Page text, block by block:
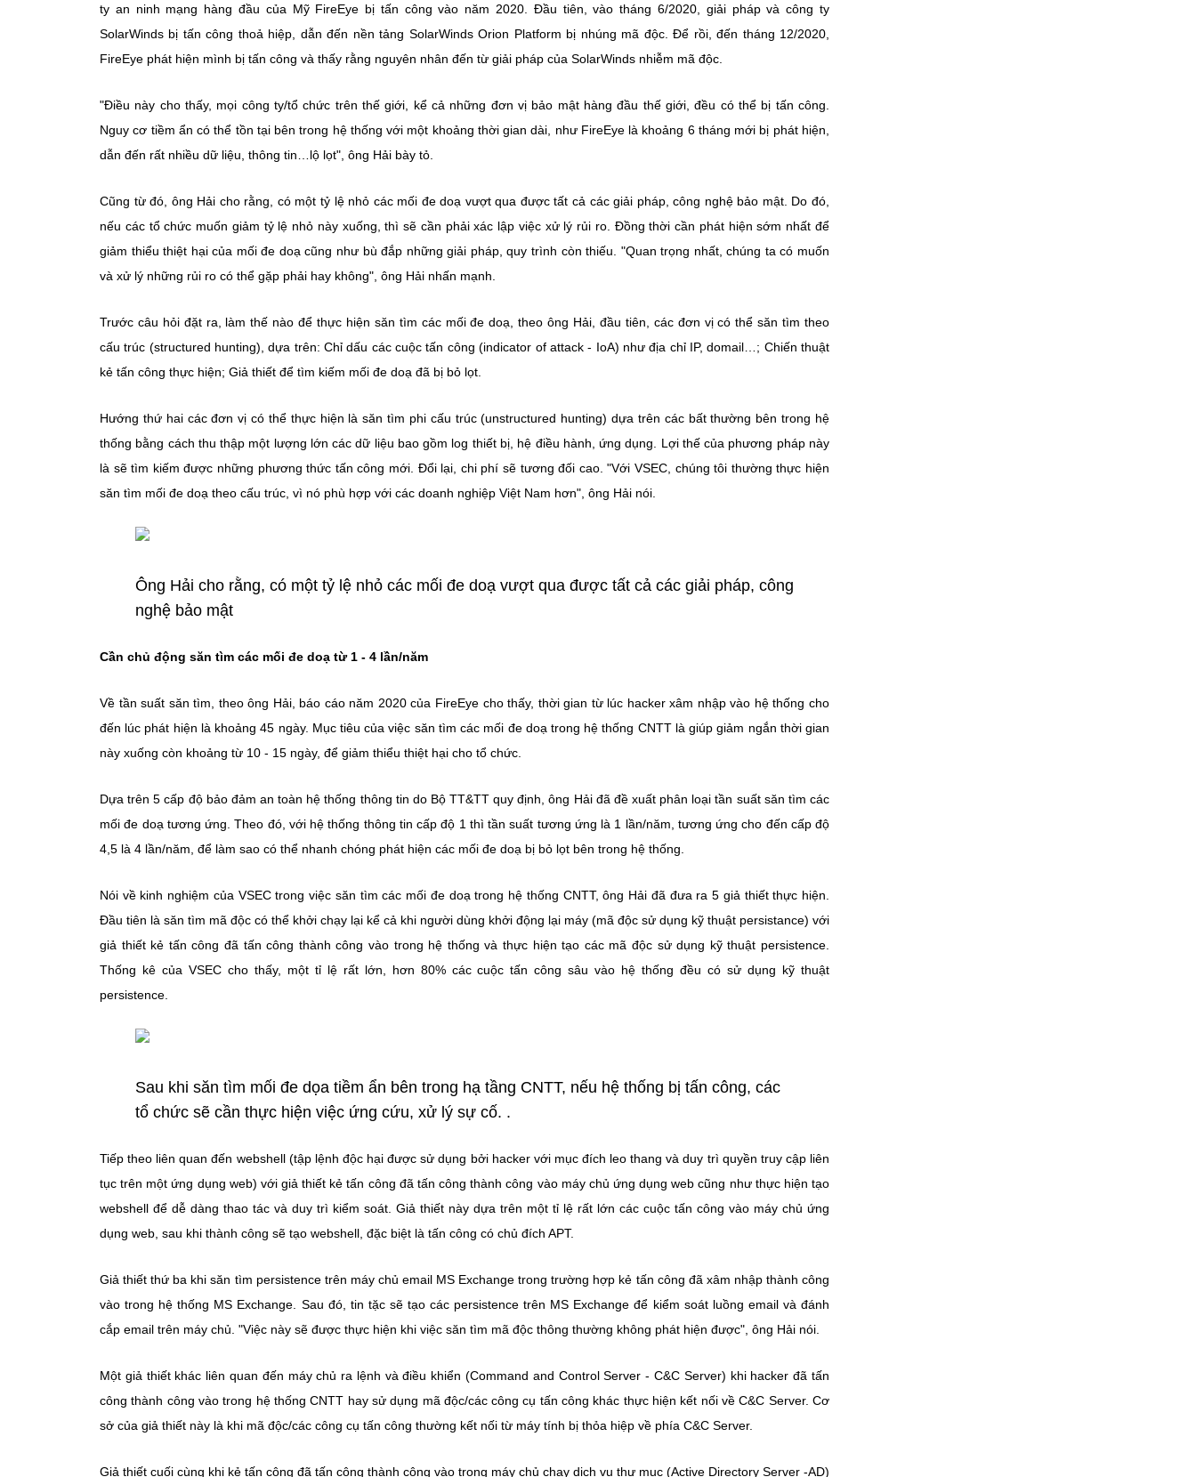
ty an ninh mạng hàng đầu của Mỹ FireEye bị tấn công vào năm 2020. Đầu tiên, vào tháng 6/2020, giải pháp và công ty
SolarWinds bị tấn công thoả hiệp, dẫn đến nền tảng SolarWinds Orion Platform bị nhúng mã độc. Để rồi, đến tháng 12/2020,
FireEye phát hiện mình bị tấn công và thấy rằng nguyên nhân đến từ giải pháp của SolarWinds nhiễm mã độc.
"Điều này cho thấy, mọi công ty/tổ chức trên thế giới, kể cả những đơn vị bảo mật hàng đầu thế giới, đều có thể bị tấn công.
Nguy cơ tiềm ẩn có thể tồn tại bên trong hệ thống với một khoảng thời gian dài, như FireEye là khoảng 6 tháng mới bị phát hiện,
dẫn đến rất nhiều dữ liệu, thông tin…lộ lọt", ông Hải bày tỏ.
Cũng từ đó, ông Hải cho rằng, có một tỷ lệ nhỏ các mối đe doạ vượt qua được tất cả các giải pháp, công nghệ bảo mật. Do đó,
nếu các tổ chức muốn giảm tỷ lệ nhỏ này xuống, thì sẽ cần phải xác lập việc xử lý rủi ro. Đồng thời cần phát hiện sớm nhất để
giảm thiểu thiệt hại của mối đe doạ cũng như bù đắp những giải pháp, quy trình còn thiếu. "Quan trọng nhất, chúng ta có muốn
và xử lý những rủi ro có thể gặp phải hay không", ông Hải nhấn mạnh.
Trước câu hỏi đặt ra, làm thế nào để thực hiện săn tìm các mối đe doạ, theo ông Hải, đầu tiên, các đơn vị có thể săn tìm theo
cấu trúc (structured hunting), dựa trên: Chỉ dấu các cuộc tấn công (indicator of attack - IoA) như địa chỉ IP, domail…; Chiến thuật
kẻ tấn công thực hiện; Giả thiết để tìm kiếm mối đe doạ đã bị bỏ lọt.
Hướng thứ hai các đơn vị có thể thực hiện là săn tìm phi cấu trúc (unstructured hunting) dựa trên các bất thường bên trong hệ
thống bằng cách thu thập một lượng lớn các dữ liệu bao gồm log thiết bị, hệ điều hành, ứng dụng. Lợi thế của phương pháp này
là sẽ tìm kiếm được những phương thức tấn công mới. Đổi lại, chi phí sẽ tương đối cao. "Với VSEC, chúng tôi thường thực hiện
săn tìm mối đe doạ theo cấu trúc, vì nó phù hợp với các doanh nghiệp Việt Nam hơn", ông Hải nói.
Ông Hải cho rằng, có một tỷ lệ nhỏ các mối đe doạ vượt qua được tất cả các giải pháp, công
nghệ bảo mật
Cần chủ động săn tìm các mối đe doạ từ 1 - 4 lần/năm
Về tần suất săn tìm, theo ông Hải, báo cáo năm 2020 của FireEye cho thấy, thời gian từ lúc hacker xâm nhập vào hệ thống cho
đến lúc phát hiện là khoảng 45 ngày. Mục tiêu của việc săn tìm các mối đe doạ trong hệ thống CNTT là giúp giảm ngắn thời gian
này xuống còn khoảng từ 10 - 15 ngày, để giảm thiểu thiệt hại cho tổ chức.
Dựa trên 5 cấp độ bảo đảm an toàn hệ thống thông tin do Bộ TT&TT quy định, ông Hải đã đề xuất phân loại tần suất săn tìm các
mối đe doạ tương ứng. Theo đó, với hệ thống thông tin cấp độ 1 thì tần suất tương ứng là 1 lần/năm, tương ứng cho đến cấp độ
4,5 là 4 lần/năm, để làm sao có thể nhanh chóng phát hiện các mối đe doạ bị bỏ lọt bên trong hệ thống.
Nói về kinh nghiệm của VSEC trong việc săn tìm các mối đe doạ trong hệ thống CNTT, ông Hải đã đưa ra 5 giả thiết thực hiện.
Đầu tiên là săn tìm mã độc có thể khởi chạy lại kể cả khi người dùng khởi động lại máy (mã độc sử dụng kỹ thuật persistance) với
giả thiết kẻ tấn công đã tấn công thành công vào trong hệ thống và thực hiện tạo các mã độc sử dụng kỹ thuật persistence.
Thống kê của VSEC cho thấy, một tỉ lệ rất lớn, hơn 80% các cuộc tấn công sâu vào hệ thống đều có sử dụng kỹ thuật
persistence.
Sau khi săn tìm mối đe dọa tiềm ẩn bên trong hạ tầng CNTT, nếu hệ thống bị tấn công, các
tổ chức sẽ cần thực hiện việc ứng cứu, xử lý sự cố. .
Tiếp theo liên quan đến webshell (tập lệnh độc hại được sử dụng bởi hacker với mục đích leo thang và duy trì quyền truy cập liên
tục trên một ứng dụng web) với giả thiết kẻ tấn công đã tấn công thành công vào máy chủ ứng dụng web cũng như thực hiện tạo
webshell để dễ dàng thao tác và duy trì kiểm soát. Giả thiết này dựa trên một tỉ lệ rất lớn các cuộc tấn công vào máy chủ ứng
dụng web, sau khi thành công sẽ tạo webshell, đặc biệt là tấn công có chủ đích APT.
Giả thiết thứ ba khi săn tìm persistence trên máy chủ email MS Exchange trong trường hợp kẻ tấn công đã xâm nhập thành công
vào trong hệ thống MS Exchange. Sau đó, tin tặc sẽ tạo các persistence trên MS Exchange để kiểm soát luồng email và đánh
cắp email trên máy chủ. "Việc này sẽ được thực hiện khi việc săn tìm mã độc thông thường không phát hiện được", ông Hải nói.
Một giả thiết khác liên quan đến máy chủ ra lệnh và điều khiển (Command and Control Server - C&C Server) khi hacker đã tấn
công thành công vào trong hệ thống CNTT hay sử dụng mã độc/các công cụ tấn công khác thực hiện kết nối về C&C Server. Cơ
sở của giả thiết này là khi mã độc/các công cụ tấn công thường kết nối từ máy tính bị thỏa hiệp về phía C&C Server.
Giả thiết cuối cùng khi kẻ tấn công đã tấn công thành công vào trong máy chủ chạy dịch vụ thư mục (Active Directory Server -AD)